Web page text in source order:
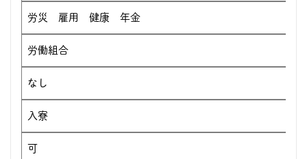
労災 雇用 健康 年金
労働組合
なし
入寮
可